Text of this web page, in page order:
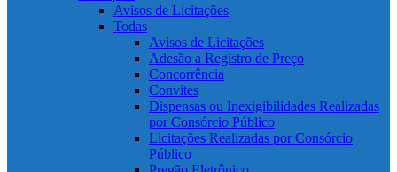
Avisos de Licitações
Todas
Avisos de Licitações
Adesão a Registro de Preço
Concorrência
Convites
Dispensas ou Inexigibilidades Realizadas
por Consórcio Público
Licitações Realizadas por Consórcio
Público